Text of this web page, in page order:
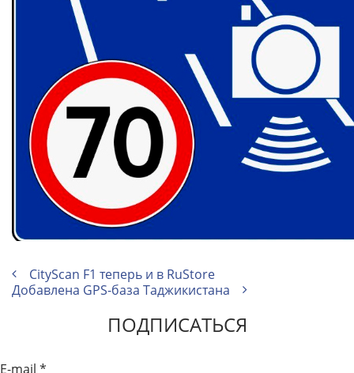
CityScan F1 теперь и в RuStore
Добавлена GPS-база Таджикистана
ПОДПИСАТЬСЯ
E-mail *